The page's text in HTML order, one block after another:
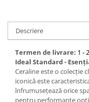
Accesorii lavoare
Cosuri de rufe
Suporturi si accesorii
Descriere
Termen de livrare: 1 -
Ideal Standard -
Ceraline este o colecție
iconică este
înfrumusețează orice
pentru performanțe